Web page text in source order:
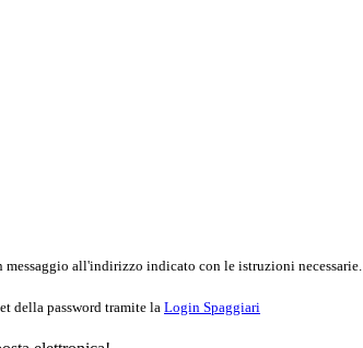
messaggio all'indirizzo indicato con le istruzioni necessarie.
della password tramite la Login Spaggiari